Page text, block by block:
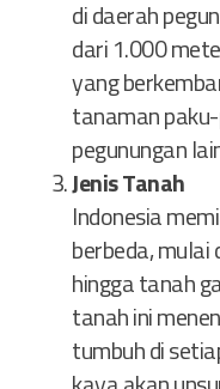
di daerah
dari 1.000
yang
tanaman
pegunungan
Jenis Tanah
Indonesia
berbeda, mulai
hingga tanah
tanah ini
tumbuh di